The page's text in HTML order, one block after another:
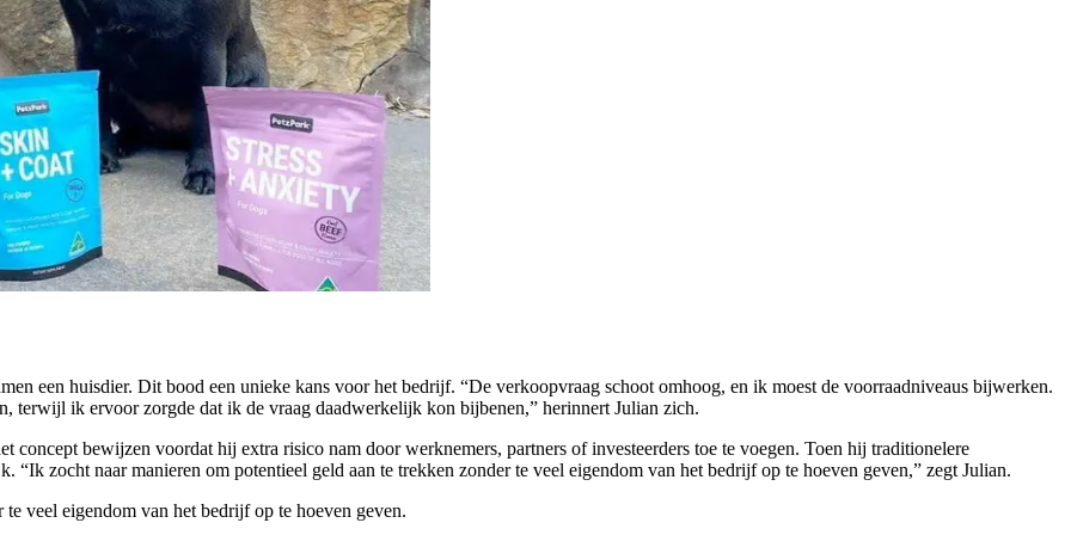
een huisdier. Dit bood een unieke kans voor het bedrijf. “De verkoopvraag schoot omhoog, en ik moest de voorraadniveaus bijwerken.
terwijl ik ervoor zorgde dat ik de vraag daadwerkelijk kon bijbenen,” herinnert Julian zich.
bewijzen voordat hij extra risico nam door werknemers, partners of investeerders toe te voegen. Toen hij traditionelere
zocht naar manieren om potentieel geld aan te trekken zonder te veel eigendom van het bedrijf op te hoeven geven,” zegt Julian.
veel eigendom van het bedrijf op te hoeven geven.